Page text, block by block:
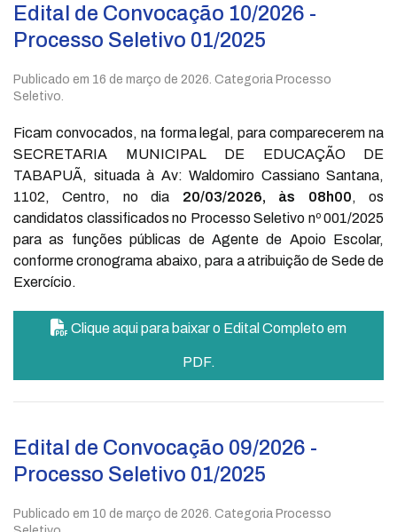
Edital de Convocação 10/2026 -
Processo Seletivo 01/2025
Publicado em 16 de março de 2026 . Categoria Processo
Seletivo.
Ficam convocados, na forma legal, para comparecerem na
SECRETARIA MUNICIPAL DE EDUCAÇÃO DE
TABAPUÃ, situada à Av: Waldomiro Cassiano Santana,
1102, Centro, no dia 20/03/2026, às 08h00, os
candidatos classificados no Processo Seletivo nº 001/2025
para as funções públicas de Agente de Apoio Escolar,
conforme cronograma abaixo, para a atribuição de Sede de
Exercício.
Clique aqui para baixar o Edital Completo em
PDF.
Edital de Convocação 09/2026 -
Processo Seletivo 01/2025
Publicado em 10 de março de 2026 . Categoria Processo